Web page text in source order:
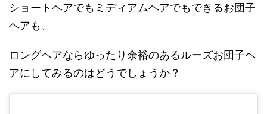
ショートヘアでもミディアムヘアでもできるお団子
ヘアも、
ロングヘアならゆったり余裕のあるルーズお団子ヘ
アにしてみるのはどうでしょうか？